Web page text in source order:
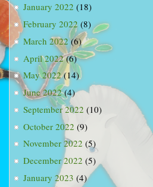
January 2022 (18)
February 2022 (8)
March 2022(6)
April 2022(6)
May 2022(14)
June 2022(4)
September 2022 (10)
October 2022 (9)
November 2022 (5)
December 2022 (5)
January 2023 (4)